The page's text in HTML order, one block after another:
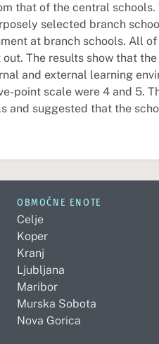
that of the central schools.
selected branch
at branch schools. All
The results show that
and external learning
point scale were 4 and 5.
and suggested that the
OBMOČNE ENOTE
Celje
Koper
Kranj
Ljubljana
Maribor
Murska Sobota
Nova Gorica